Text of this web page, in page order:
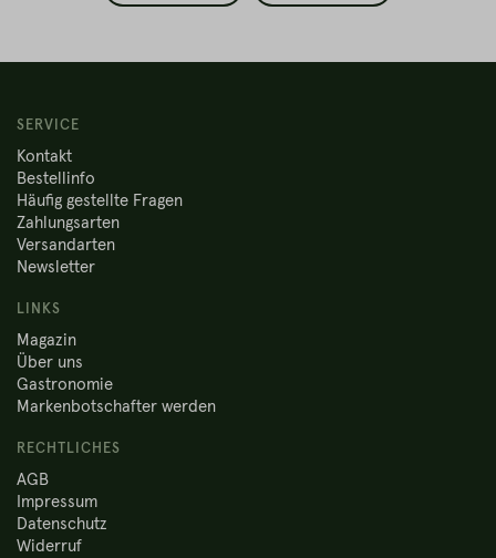
SERVICE
Kontakt
Bestellinfo
Häufig gestellte Fragen
Zahlungsarten
Versandarten
Newsletter
LINKS
Magazin
Über uns
Gastronomie
Markenbotschafter werden
RECHTLICHES
AGB
Impressum
Datenschutz
Widerruf